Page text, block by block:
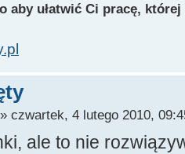
aby ułatwić Ci pracę,
» czwartek, 4 lutego 2010,
ale to nie